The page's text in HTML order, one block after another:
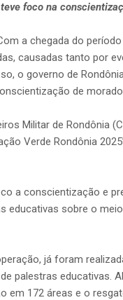
foco na
a chegada do
causadas tanto por
o governo de
de
Militar de Rondônia
Verde Rondônia
a conscientização e
educativas sobre o
já foram
palestras educativas.
em 172 áreas e o